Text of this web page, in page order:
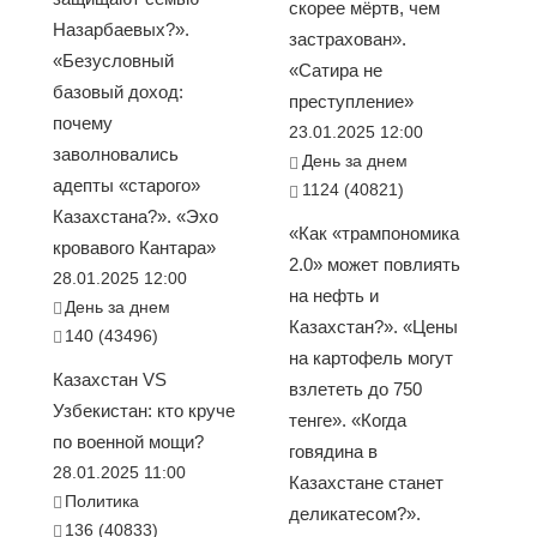
Назарбаевых?».
«Безусловный
базовый доход:
почему
заволновались
адепты «старого»
Казахстана?». «Эхо
кровавого Кантара»
28.01.2025 12:00
День за днем
140 (43496)
Казахстан VS
Узбекистан: кто круче
по военной мощи?
28.01.2025 11:00
Политика
136 (40833)
скорее мёртв, чем
застрахован».
«Сатира не
преступление»
23.01.2025 12:00
День за днем
1124 (40821)
«Как «трампономика
2.0» может повлиять
на нефть и
Казахстан?». «Цены
на картофель могут
взлететь до 750
тенге». «Когда
говядина в
Казахстане станет
деликатесом?».